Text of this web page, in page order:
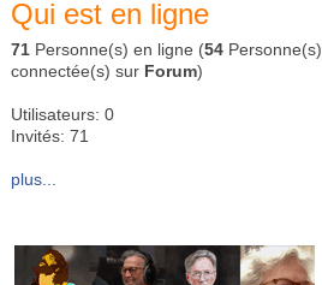
Qui est en ligne
71 Personne(s) en ligne (54 Personne(s)
connectée(s) sur Forum)
Utilisateurs: 0
Invités: 71
plus...